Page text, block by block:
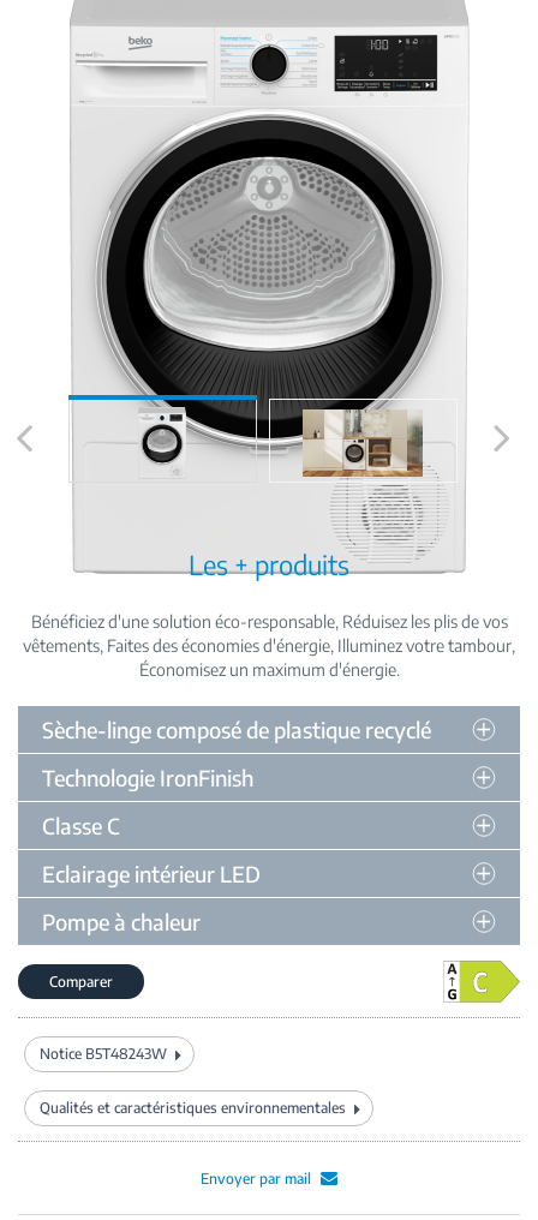
Les + produits
Bénéficiez d'une solution éco-responsable Réduisez les plis de vos
vêtements Faites des économies d'énergie Illuminez votre tambour
Économisez un maximum d'énergie
Sèche-linge composé de plastique recyclé
Technologie IronFinish
Classe C
Eclairage intérieur LED
Pompe à chaleur
Comparer
Notice B5T48243W
Qualités et caractéristiques environnementales
Envoyer par mail